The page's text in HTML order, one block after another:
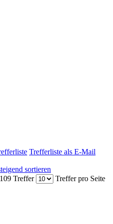
Trefferliste als E-Mail
sortieren
109 Treffer Treffer pro Seite